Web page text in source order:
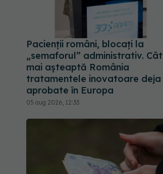
Pacienții români, blocați la
„semaforul” administrativ. Cât
mai așteaptă România
tratamentele inovatoare deja
aprobate în Europa
05 aug 2026, 12:33